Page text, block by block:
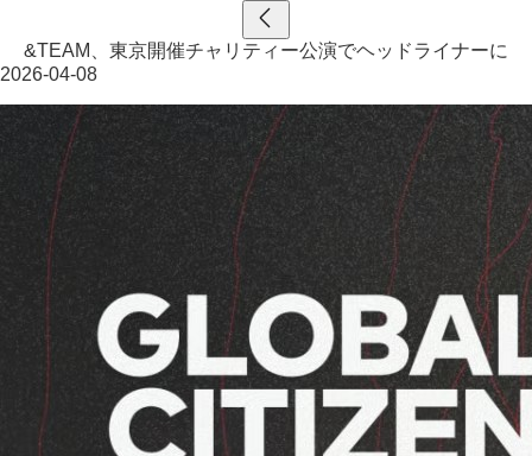
&TEAM、東京開催チャリティー公演でヘッドライナーに
2026-04-08